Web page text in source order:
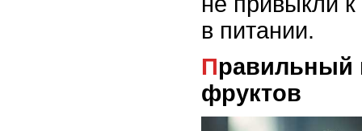
в питании.
Правильный выбор овощей и
фруктов